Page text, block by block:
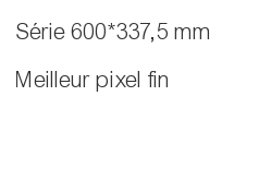
Série 600*337,5 mm
Meilleur pixel fin